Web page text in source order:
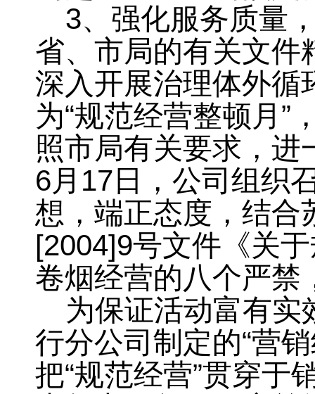
3、强化服务质量
省、市局的有关文件
深入开展治理体外循
为“规范经营整顿月”
照市局有关要求 ， 进
6月 17 日 ， 公司组织
想 ， 端正态度，结合
[2004]9号文件《关
卷烟经营的八个严禁
为保证活动富有实
行分公司制定的“营
把“规范经营”贯穿于